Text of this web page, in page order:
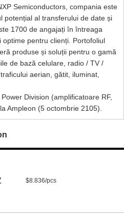
Semiconductors, compania este
potențial al transferului de date și
1700 de angajați în întreaga
pentru clienți. Portofoliul
produse și soluții pentru o gamă
de bază celulare, radio / TV /
aerian, gătit, iluminat,
Division (amplificatoare RF,
Ampleon (5 octombrie 2105).
$8.836/pcs